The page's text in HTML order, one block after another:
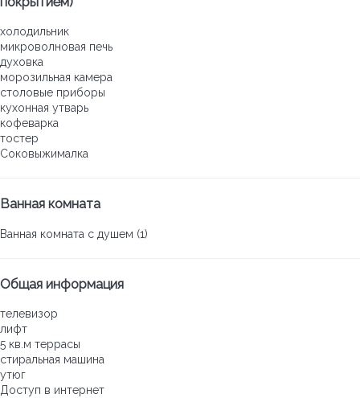
холодильник
микроволновая печь
духовка
морозильная камера
столовые приборы
кухонная утварь
кофеварка
тостер
Соковыжималка
Ванная комната
Ванная комната с душем (1)
Общая информация
телевизор
лифт
5 кв.м террасы
стиральная машина
утюг
Доступ в интернет